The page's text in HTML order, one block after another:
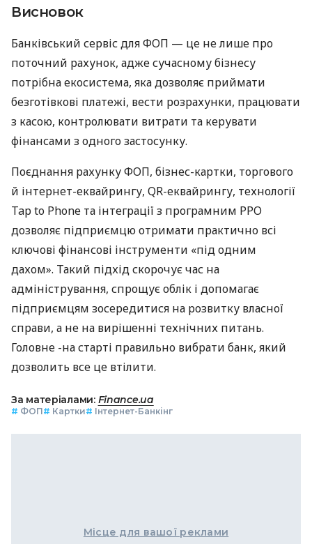
Висновок
Банківський сервіс для ФОП — це не лише про
поточний рахунок, адже сучасному бізнесу
потрібна екосистема, яка дозволяє приймати
безготівкові платежі, вести розрахунки, працювати
з касою, контролювати витрати та керувати
фінансами з одного застосунку.
Поєднання рахунку ФОП, бізнес-картки, торгового
й інтернет-еквайрингу, QR-еквайрингу, технології
Tap to Phone та інтеграції з програмним РРО
дозволяє підприємцю отримати практично всі
ключові фінансові інструменти «під одним
дахом». Такий підхід скорочує час на
адміністрування, спрощує облік і допомагає
підприємцям зосередитися на розвитку власної
справи, а не на вирішенні технічних питань.
Головне -на старті правильно вибрати банк, який
дозволить все це втілити.
За матеріалами: Finance.ua
# ФОП# Картки# Інтернет-Банкінг
Місце для вашої реклами